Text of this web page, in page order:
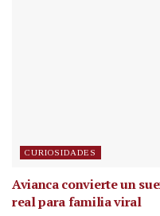
CURIOSIDADES
Avianca convierte un
real para familia viral